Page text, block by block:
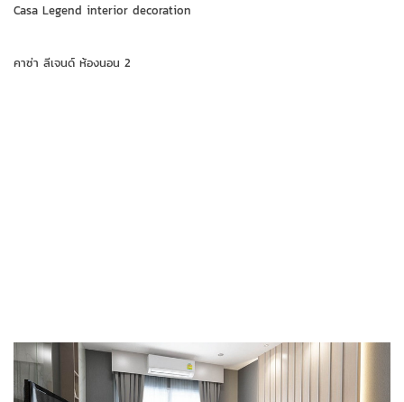
Casa Legend interior decoration
คาซ่า ลีเจนด์ ห้องนอน 2